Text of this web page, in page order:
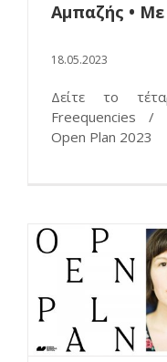
Αμπαζής • Με
18.05.2023
Δείτε το
Freequencies /
Open Plan 2023